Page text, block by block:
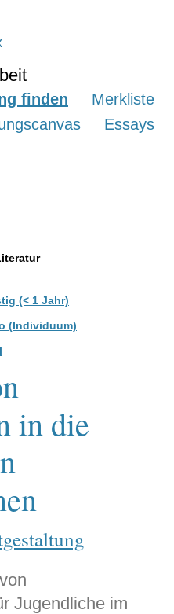
finden
Merkliste
Essays
(< 1 Jahr)
(Individuum)
in die
Jugendliche im